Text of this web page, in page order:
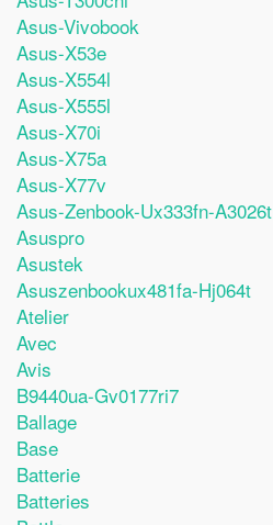
Asus-Vivobook
Asus-X53e
Asus-X554l
Asus-X555l
Asus-X70i
Asus-X75a
Asus-X77v
Asus-Zenbook-Ux333fn-A3026t
Asuspro
Asustek
Asuszenbookux481fa-Hj064t
Atelier
Avec
Avis
B9440ua-Gv0177ri7
Ballage
Base
Batterie
Batteries